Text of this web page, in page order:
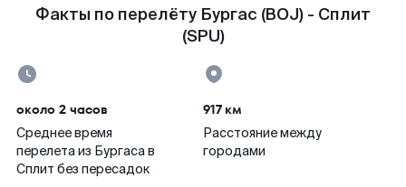
Факты по перелёту Бургас (BOJ) - Сплит
(SPU)
около 2 часов
Среднее время
перелета из Бургаса в
Сплит без пересадок
917 км
Расстояние между
городами